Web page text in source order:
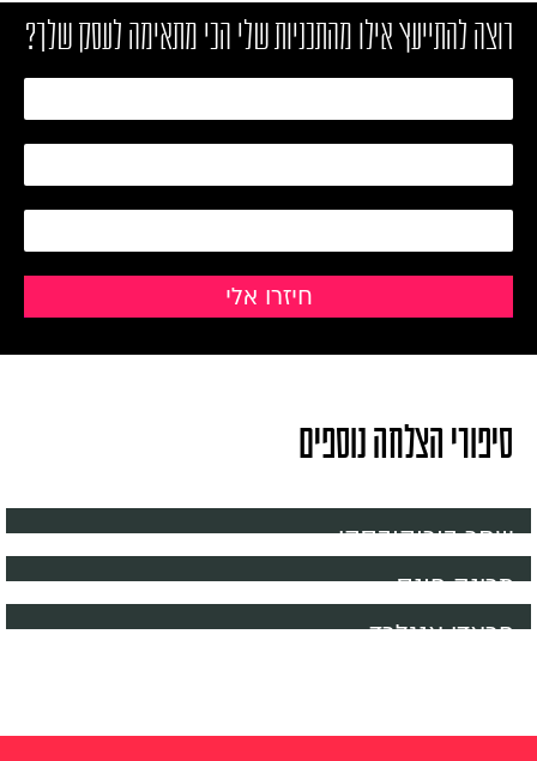
רוצה להתייעץ אילו מהתכניות שלי הכי מתאימה לעסק שלך?
סיפורי הצלחה נוספים
שחר בורוקובסקי
מרינה פונס
פראדי אנגלרד